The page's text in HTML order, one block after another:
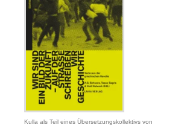
Kulla als Teil eines Übersetzungskollektivs von